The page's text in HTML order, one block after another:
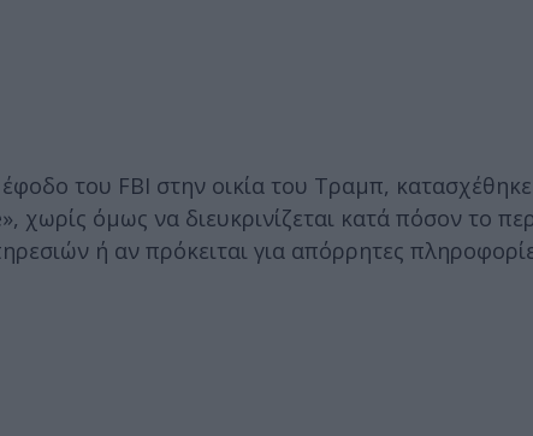
του FBI στην οικία του Τραμπ, κατασχέθηκε
όμως να διευκρινίζεται κατά πόσον το
ή αν πρόκειται για απόρρητες